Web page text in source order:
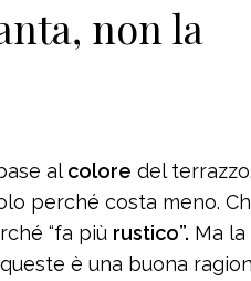
non la
al colore del
perché costa meno.
“fa più rustico”. Ma la
è una buona